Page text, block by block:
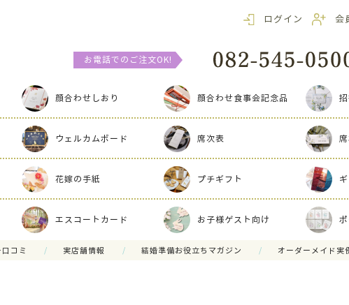
ログイン 会
お電話でのご注文OK!
顔合わせしおり 顔合わせ食事会記念品
ウェルカムボード 席次表
花嫁の手紙 プチギフト
エスコートカード お子様ゲスト向け
コミ 実店舗情報 結婚準備お役立ちマガジン オーダーメイド実